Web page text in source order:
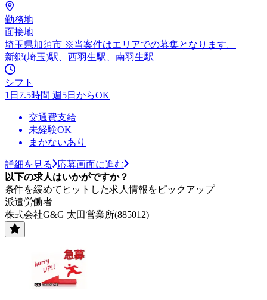
勤務地
面接地
埼玉県加須市 ※当案件はエリアでの募集となります。
新郷(埼玉)駅、西羽生駅、南羽生駅
シフト
1日7.5時間 週5日からOK
交通費支給
未経験OK
まかないあり
詳細を見る
応募画面に進む
以下の求人はいかがですか？
条件を緩めてヒットした求人情報をピックアップ
派遣労働者
株式会社G&G 太田営業所(885012)